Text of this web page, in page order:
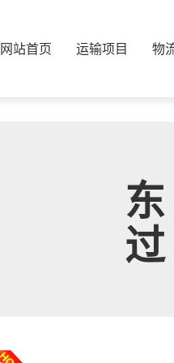
网站首页 运输项目 物